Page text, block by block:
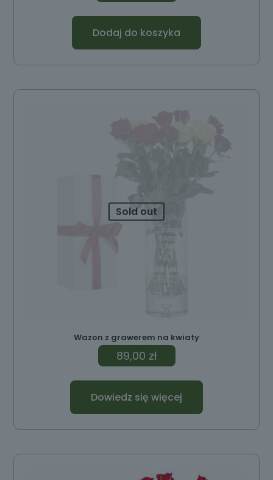
Dodaj do koszyka
Sold out
Wazon z grawerem na kwiaty
89,00 zł
Dowiedz się więcej